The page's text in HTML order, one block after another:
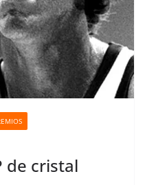
de cristal